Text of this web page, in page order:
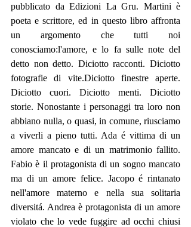
pubblicato da Edizioni La Gru. Martini è
poeta e scrittore, ed in questo libro affronta
un argomento che tutti noi
conosciamo:l'amore, e lo fa sulle note del
detto non detto. Diciotto racconti. Diciotto
fotografie di vite.Diciotto finestre aperte.
Diciotto cuori. Diciotto menti. Diciotto
storie. Nonostante i personaggi tra loro non
abbiano nulla, o quasi, in comune, riusciamo
a viverli a pieno tutti. Ada é vittima di un
amore mancato e di un matrimonio fallito.
Fabio è il protagonista di un sogno mancato
ma di un amore felice. Jacopo é rintanato
nell'amore materno e nella sua solitaria
diversitá. Andrea è protagonista di un amore
violato che lo vede fuggire ad occhi chiusi